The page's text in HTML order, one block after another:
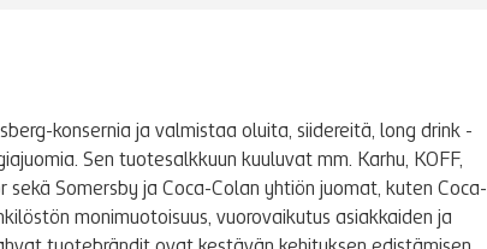
konsernia ja valmistaa oluita, siidereitä, long drink -
Sen tuotesalkkuun kuuluvat mm. Karhu, KOFF,
Somersby ja Coca-Colan yhtiön juomat, kuten Coca-
monimuotoisuus, vuorovaikutus asiakkaiden ja